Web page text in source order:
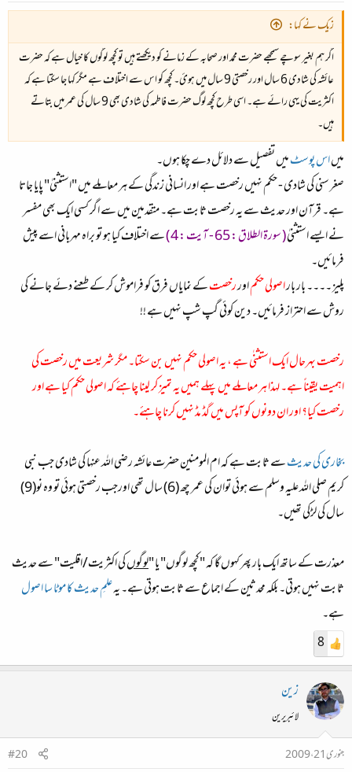
زیک نے کہا:
اگر ہم بغیر سوچے سمجھے حضرت محمد اور صحابہ کے زمانے کو دیکھتے ہیں تو کچھ لوگوں کا خیال ہے کہ حضرت
عائشہ کی شادی 6 سال اور رخصتی 9 سال میں ہوئ۔ کچھ کو اس سے اختلاف ہے مگر کہا جا سکتا ہے کہ
اکثریت کی یہی رائے ہے۔ اسی طرح کچھ لوگ حضرت فاطمہ کی شادی بھی 9 سال کی عمر میں بتاتے
ہیں۔
میںاس پوسٹمیں تفصیل سے دلائل دے چکا ہوں۔
صغر سنی کی شادی - حکم نہیں رخصت ہے اور انسانی زندگی کے ہر معاملے میں "استثنیٰ" پایا جاتا
ہے۔ قرآن اور حدیث سے یہ رخصت ثابت ہے۔ متقدمین میں سے اگر کسی ایک بھی مفسر
نے ایسے استثنیٰ( سورة الطلاق : 65 - آیت : 4 )
سے اختلاف کیا ہو تو براہ مہربانی اسے پیش
فرمائیں۔
پلیز ۔۔۔۔ بار باراصولی حکماوررخصتکے نمایاں فرق کو فراموش کر کے طعنے دئے جانے کی
روش سے احتراز فرمائیں۔ دین کوئی گپ شپ نہیں‌ ہے !!
رخصت بہرحال ایک استثنٰی ہے ، یہ اصولی حکم نہیں بن سکتا۔ مگر شریعت میں رخصت کی
اہمیت یقیناً ہے۔ لہذا ہر معاملے میں پہلے ہمیں یہ تمیز کر لینا چاہئے کہ اصولی حکم کیا ہے اور
رخصت کیا؟ اور ان دونوں کو آپس میں گڈ مڈ نہیں کرنا چاہئے۔
بخاری کی حدیثسے ثابت ہے کہ ام المومنین حضرت عائشہ رضی اللہ عنہا کی شادی جب نبی
کریم صلی اللہ علیہ وسلم سے ہوئی توان کی عمر چھ (6) سال تھی اورجب رخصتی ہوئی تو وہ نو(9)
سال کی لڑکی تھیں۔
معذرت کے ساتھ ایک بار پھر کہوں گا کہ "کچھ لوگوں" یا "لوگوںکی اکثریت/اقلیت" سے حدیث
ثابت نہیں ہوتی۔ بلکہ محدثین کے اجماع سے ثابت ہوتی ہے۔ یہعلمِ حدیث کا موٹا سا اصول
ہے۔
8
زین
لائبریرین
جنوری 21، 2009
#20